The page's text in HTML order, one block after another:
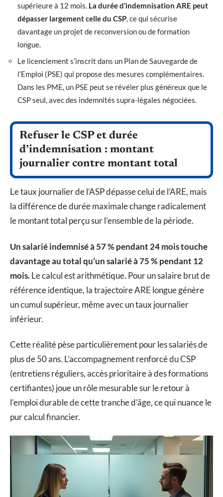
supérieure à 12 mois. La durée d’indemnisation ARE peut
dépasser largement celle du CSP, ce qui sécurise
davantage un projet de reconversion ou de formation
longue.
Le licenciement s’inscrit dans un Plan de Sauvegarde de
l’Emploi (PSE) qui propose des mesures complémentaires.
Dans les PME, un PSE peut se révéler plus généreux que le
CSP seul, avec des indemnités supra-légales négociées.
Refuser le CSP et durée
d’indemnisation : montant
journalier contre montant total
Le taux journalier de l’ASP dépasse celui de l’ARE, mais
la différence de durée maximale change radicalement
le montant total perçu sur l’ensemble de la période.
Un salarié indemnisé à 57 % pendant 24 mois touche
davantage au total qu’un salarié à 75 % pendant 12
mois.Le calcul est arithmétique. Pour un salaire brut de
référence identique, la trajectoire ARE longue génère
un cumul supérieur, même avec un taux journalier
inférieur.
Cette réalité pèse particulièrement pour les salariés de
plus de 50 ans. L’accompagnement renforcé du CSP
(entretiens réguliers, accès prioritaire à des formations
certifiantes) joue un rôle mesurable sur le retour à
l’emploi durable de cette tranche d’âge, ce qui nuance le
pur calcul financier.